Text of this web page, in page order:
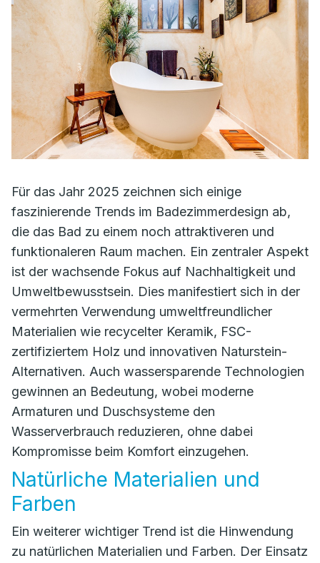
Für das Jahr 2025 zeichnen sich einige
faszinierende Trends im Badezimmerdesign ab,
die das Bad zu einem noch attraktiveren und
funktionaleren Raum machen. Ein zentraler Aspekt
ist der wachsende Fokus auf Nachhaltigkeit und
Umweltbewusstsein. Dies manifestiert sich in der
vermehrten Verwendung umweltfreundlicher
Materialien wie recycelter Keramik, FSC-
zertifiziertem Holz und innovativen Naturstein-
Alternativen. Auch wassersparende Technologien
gewinnen an Bedeutung, wobei moderne
Armaturen und Duschsysteme den
Wasserverbrauch reduzieren, ohne dabei
Kompromisse beim Komfort einzugehen.
Natürliche Materialien und
Farben
Ein weiterer wichtiger Trend ist die Hinwendung
zu natürlichen Materialien und Farben. Der Einsatz